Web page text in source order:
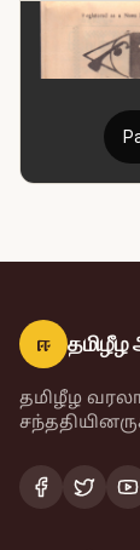
ஈ
தமிழீழ